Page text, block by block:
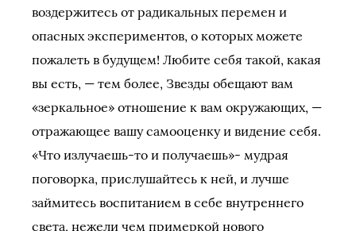
воздержитесь от радикальных перемен и
опасных экспериментов, о которых можете
пожалеть в будущем! Любите себя такой, какая
вы есть, — тем более, Звезды обещают вам
«зеркальное» отношение к вам окружающих, —
отражающее вашу самооценку и видение себя.
«Что излучаешь-то и получаешь»- мудрая
поговорка, прислушайтесь к ней, и лучше
займитесь воспитанием в себе внутреннего
света, нежели чем примеркой нового